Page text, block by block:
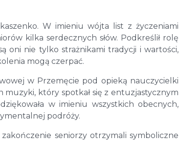
W imieniu wójta list z życzeniami
kilka serdecznych słów. Podkreślił rolę
oni nie tylko strażnikami tradycji i wartości,
mogą czerpać.
w Przemęcie pod opieką nauczycielki
muzyki, który spotkał się z entuzjastycznym
w imieniu wszystkich obecnych,
podróży.
seniorzy otrzymali symboliczne